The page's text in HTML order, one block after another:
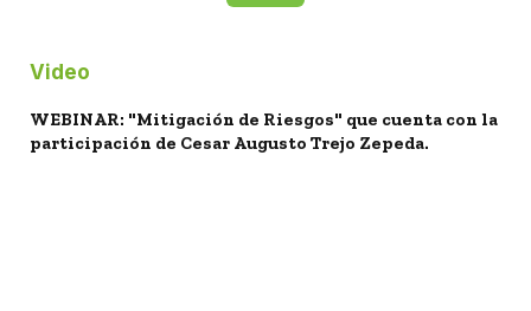
Video
WEBINAR: "Mitigación de Riesgos" que cuenta con la
participación de Cesar Augusto Trejo Zepeda.